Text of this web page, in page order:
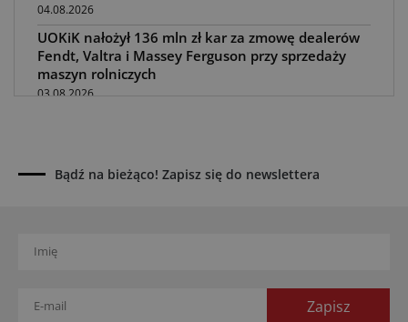
04.08.2026
UOKiK nałożył 136 mln zł kar za zmowę dealerów
Fendt, Valtra i Massey Ferguson przy sprzedaży
maszyn rolniczych
03.08.2026
Rzepak hybrydowy: sposób na wyższą rentowność
01.08.2026
31.07.2026
Bądź na bieżąco! Zapisz się do newslettera